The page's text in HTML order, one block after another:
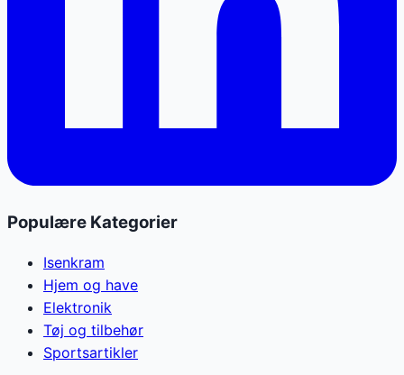
Populære Kategorier
Isenkram
Hjem og have
Elektronik
Tøj og tilbehør
Sportsartikler